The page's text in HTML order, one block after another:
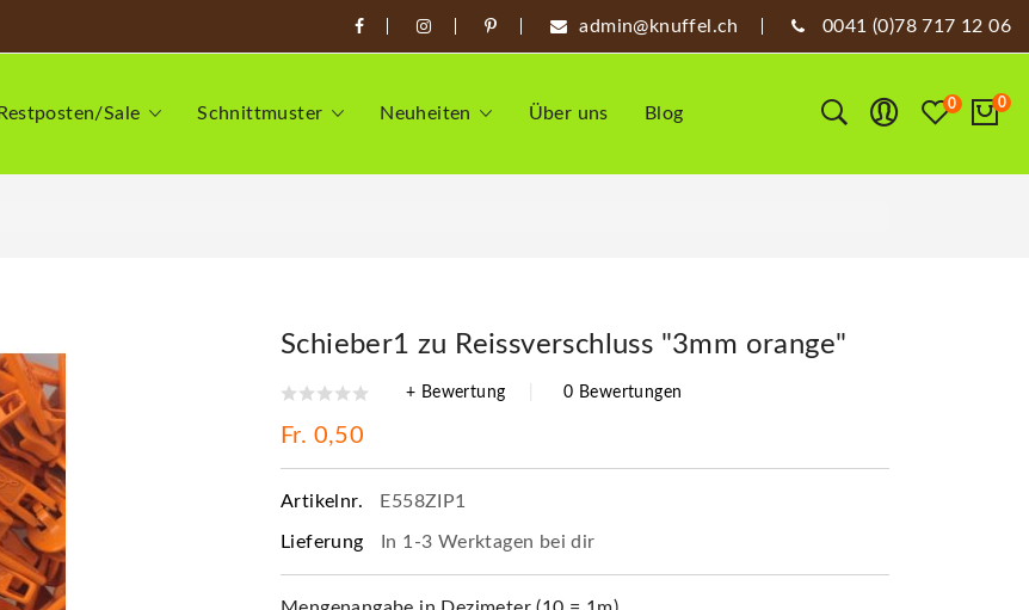
admin@knuffel.ch 0041 (0)78 717 12 06
Restposten/Sale Schnittmuster Neuheiten Über uns Blog 0 0
Schieber1 zu Reissverschluss "3mm orange"
+ Bewertung 0 Bewertungen
Fr. 0,50
Artikelnr. E558ZIP1
Lieferung In 1-3 Werktagen bei dir